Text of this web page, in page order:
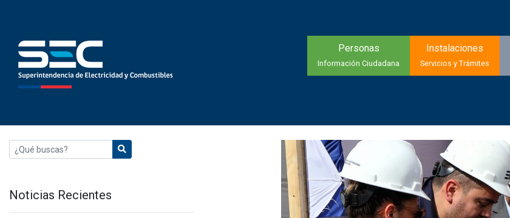
Personas
Información Ciudadana
Instalaciones
Servicios y Trámites
Noticias Recientes